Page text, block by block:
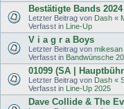
Bestätigte Bands 2024
Letzter Beitrag von Dash «
Verfasst in Line-Up
V i a g r a Boys
Letzter Beitrag von mikesan
Verfasst in Bandwünsche
01099 (SA |
Letzter Beitrag von Dash «
Verfasst in Line-Up 2025
Dave Collide & The